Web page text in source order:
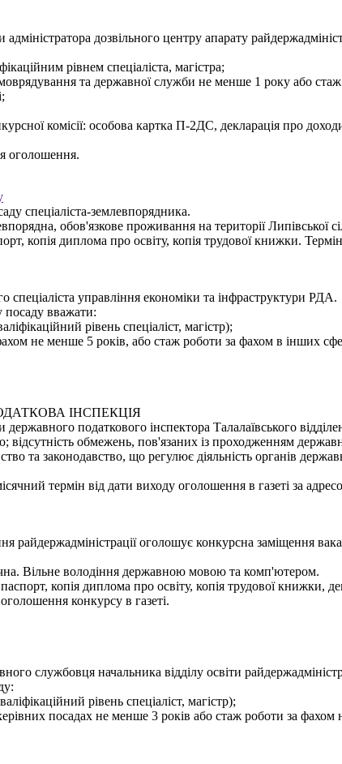
дозвільного центру апарату
рівнем спеціаліста, магістра;
та державної служби не менше 1 року або
комісії: особова картка П-2ДС, декларація про
оголошення.
спеціаліста-землевпорядника.
обов'язкове проживання на території Липівської
копія диплома про освіту, копія трудової книжки.
спеціаліста управління економіки та інфраструктури РДА.
вважати:
рівень спеціаліст, магістр);
не менше 5 років, або стаж роботи за фахом в інших
ІНСПЕКЦІЯ
податкового інспектора Талалаївського
обмежень, пов'язаних із проходженням
та законодавство, що регулює діяльність органів
термін від дати виходу оголошення в газеті за
райдержадміністрації оголошує конкурсна заміщення
Вільне володіння державною мовою та комп'ютером.
копія диплома про освіту, копія трудової книжки,
конкурсу в газеті.
службовця начальника відділу освіти
рівень спеціаліст, магістр);
посадах не менше 3 років або стаж роботи за